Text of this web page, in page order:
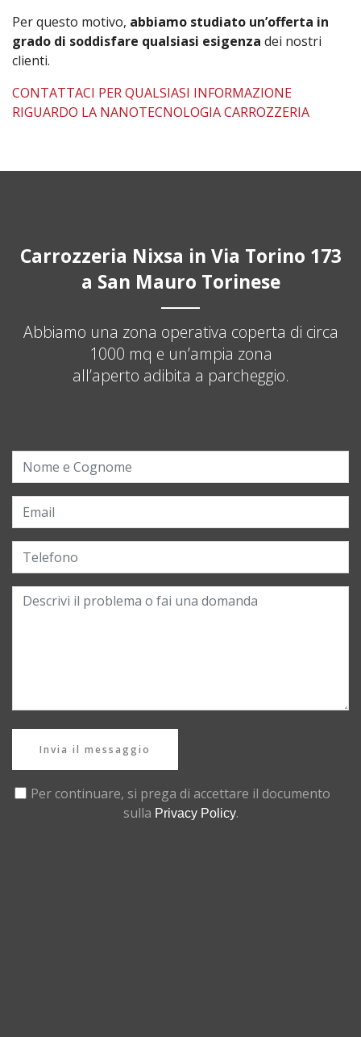
Per questo motivo, abbiamo studiato un’offerta in
grado di soddisfare qualsiasi esigenza dei nostri
clienti.
CONTATTACI PER QUALSIASI INFORMAZIONE
RIGUARDO LA NANOTECNOLOGIA CARROZZERIA
Carrozzeria Nixsa in Via Torino 173
a San Mauro Torinese
Abbiamo una zona operativa coperta di circa
1000 mq e un’ampia zona
all’aperto adibita a parcheggio.
Invia il messaggio
Per continuare, si prega di accettare il documento
sulla Privacy Policy.